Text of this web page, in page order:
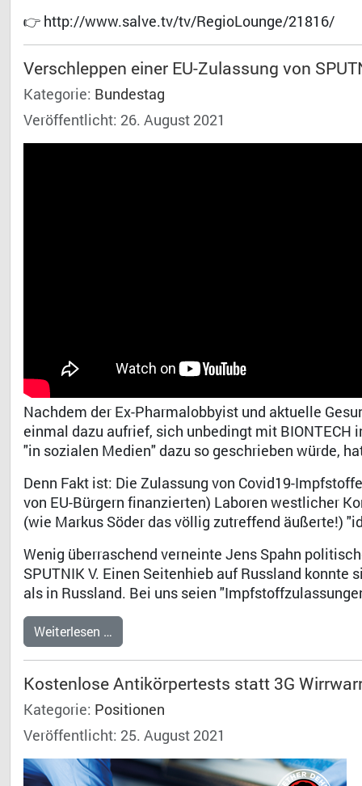
👉 http://www.salve.tv/tv/RegioLounge/21816/
Verschleppen einer EU-Zulassung von
Kategorie: Bundestag
Veröffentlicht: 26. August 2021
Nachdem der Ex-Pharmalobbyist und aktuelle
einmal dazu aufrief, sich unbedingt mit BIONTECH
"in sozialen Medien" dazu so geschrieben würde,
Denn Fakt ist: Die Zulassung von Covid19-
von EU-Bürgern finanzierten) Laboren westlicher
(wie Markus Söder das völlig zutreffend äußerte!)
Wenig überraschend verneinte Jens Spahn
SPUTNIK V. Einen Seitenhieb auf Russland
als in Russland. Bei uns seien
Weiterlesen …
Kostenlose Antikörpertests statt 3G
Kategorie: Positionen
Veröffentlicht: 25. August 2021